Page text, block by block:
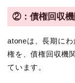
②：債権回収機
atoneは、長期に
権を、債権回収機
ています。